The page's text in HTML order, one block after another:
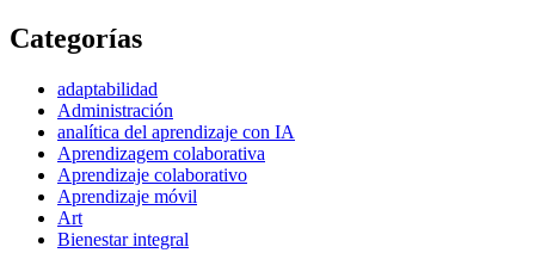
Categorías
adaptabilidad
Administración
analítica del aprendizaje con IA
Aprendizagem colaborativa
Aprendizaje colaborativo
Aprendizaje móvil
Art
Bienestar integral